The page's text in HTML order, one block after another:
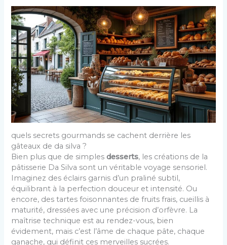
quels secrets gourmands se cachent derrière les
gâteaux de da silva ?
Bien plus que de simplesdesserts, les créations de la
pâtisserie Da Silva sont un véritable voyage sensoriel.
Imaginez des éclairs garnis d’un praliné subtil,
équilibrant à la perfection douceur et intensité. Ou
encore, des tartes foisonnantes de fruits frais, cueillis à
maturité, dressées avec une précision d’orfèvre. La
maîtrise technique est au rendez-vous, bien
évidement, mais c’est l’âme de chaque pâte, chaque
ganache, qui définit ces merveilles sucrées.